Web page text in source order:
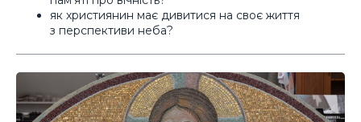
як християнин має дивитися на своє життя
з перспективи неба?